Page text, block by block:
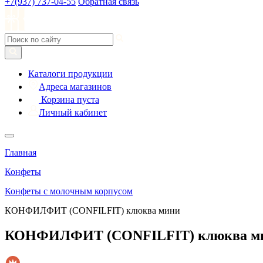
Каталоги продукции
Адреса магазинов
Корзина пуста
Личный кабинет
Главная
Конфеты
Конфеты с молочным корпусом
КОНФИЛФИТ (CONFILFIT) клюква мини
КОНФИЛФИТ (CONFILFIT) клюква